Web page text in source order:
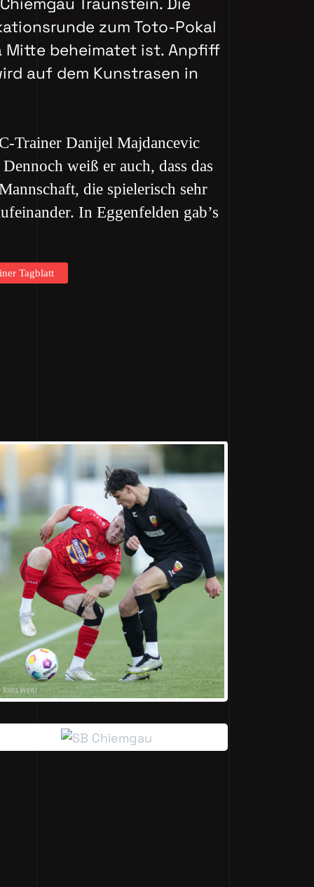
zum Toto-Pokal
Mitte beheimatet ist. Anpfiff
auf dem Kunstrasen in
Trainer Danijel Majdancevic
weiß er auch, dass das
die spielerisch sehr
In Eggenfelden gab’s
Tagblatt